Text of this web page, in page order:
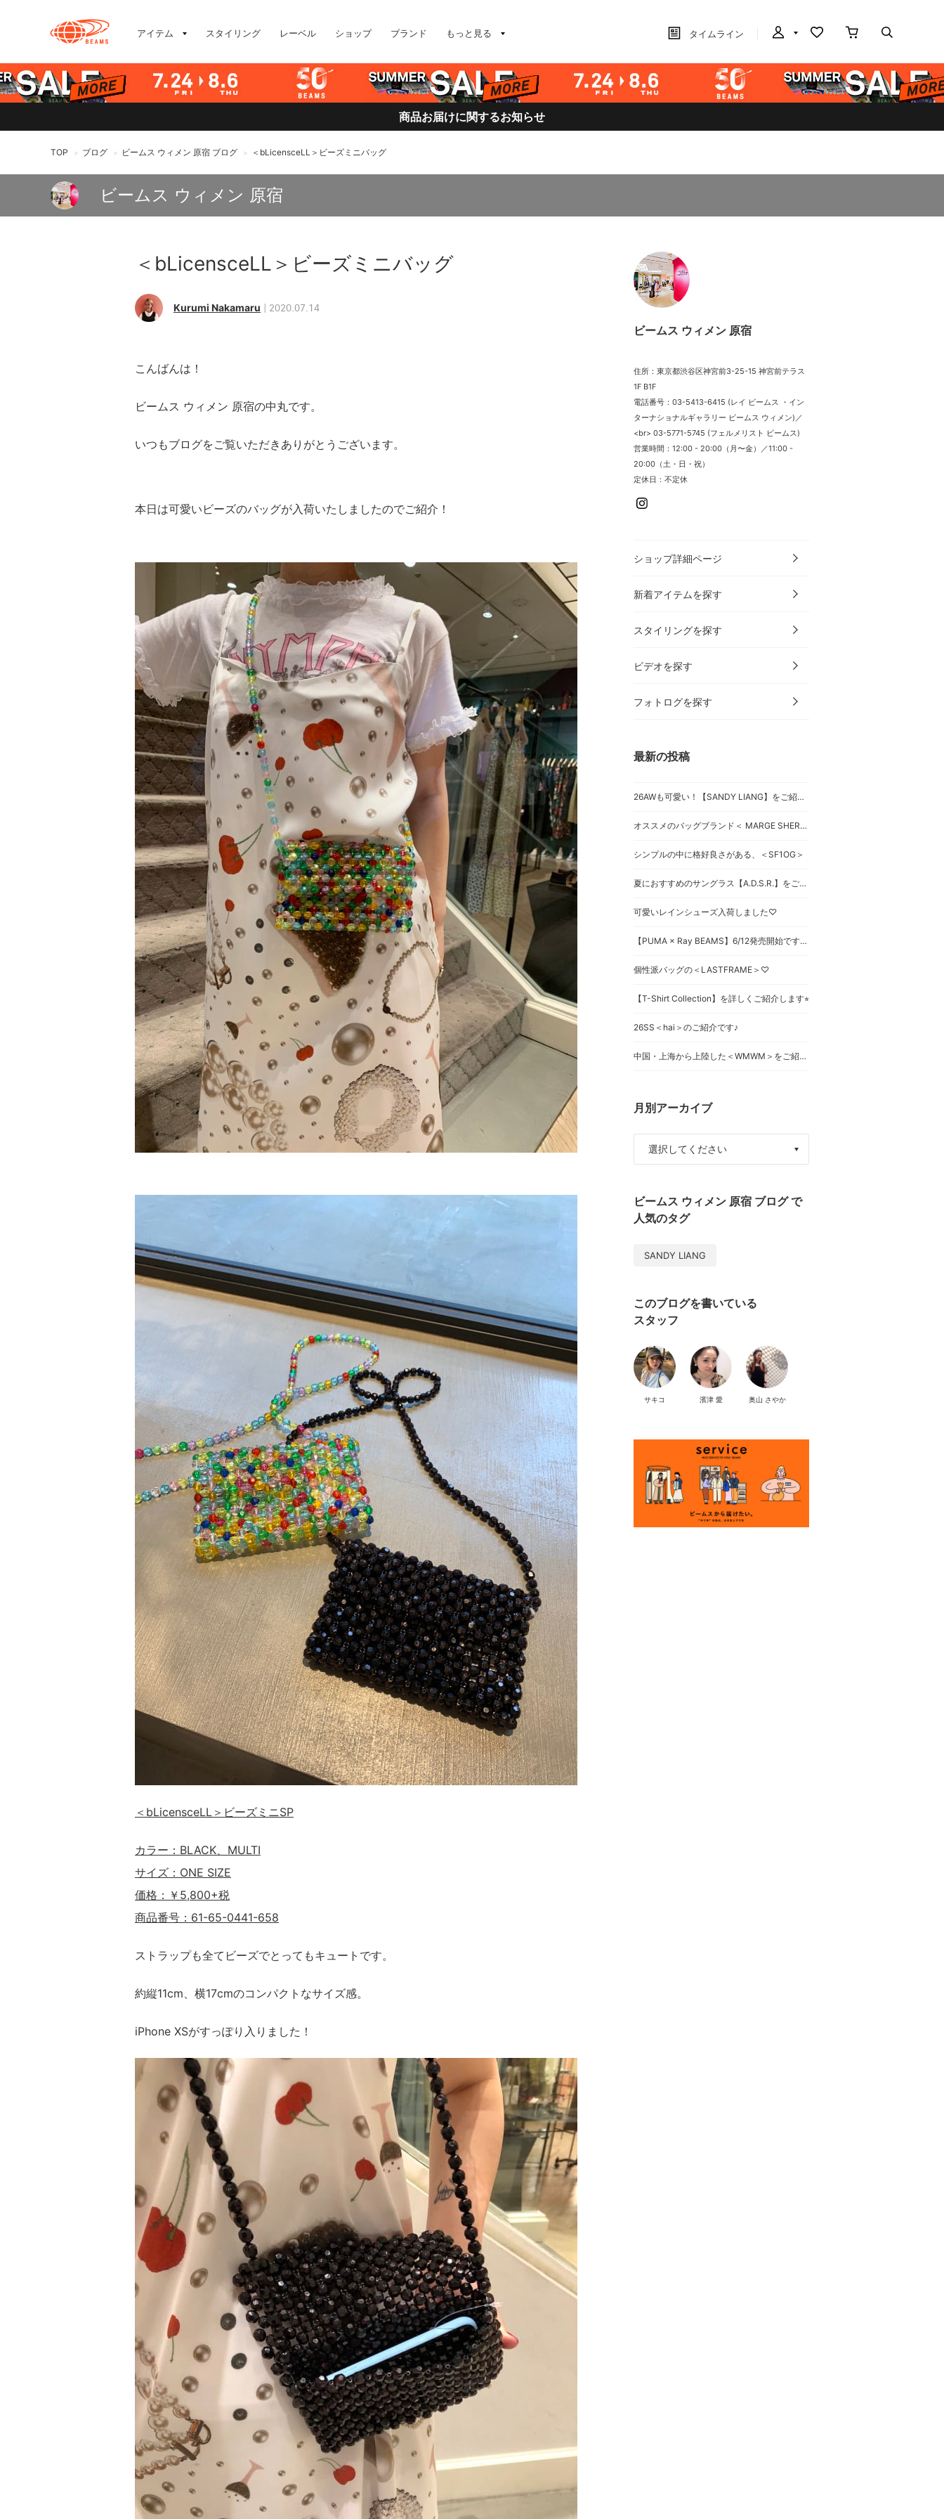
アイテム スタイリング レーベル ショップ ブランド もっと見る タイムライン
商品お届けに関するお知らせ
TOP > ブログ > ビームス ウィメン 原宿 ブログ > ＜bLicensceLL＞ビーズミニバッグ
ビームス ウィメン 原宿
＜bLicensceLL＞ビーズミニバッグ
Kurumi Nakamaru 2020.07.14
こんばんは！
ビームス ウィメン 原宿の中丸です。
いつもブログをご覧いただきありがとうございます。
本日は可愛いビーズのバッグが入荷いたしましたのでご紹介！
＜bLicensceLL＞ ビーズミニSP
カラー：BLACK、MULTI
サイズ：ONE SIZE
価格：￥5,800+税
商品番号：61-65-0441-658
ストラップも全てビーズでとってもキュートです。
約縦11cm、横17cmのコンパクトなサイズ感。
iPhone XSがすっぽり入りました！
ビームス ウィメン 原宿
住所：東京都渋谷区神宮前3-25-15 神宮前テラス
1F B1F
電話番号：03-5413-6415 (レイ ビームス ・イン
ターナショナルギャラリー ビームス ウィメン)／
<br> 03-5771-5745 (フェルメリスト ビームス)
営業時間：12:00 - 20:00（月〜金）／11:00 -
20:00（土・日・祝）
定休日：不定休
ショップ詳細ページ
新着アイテムを探す
スタイリングを探す
ビデオを探す
フォトログを探す
最新の投稿
26AWも可愛い！【SANDY LIANG】をご紹介します！
オススメのバッグブランド＜ MARGE SHERWOOD＞
シンプルの中に格好良さがある、＜SF1OG＞
夏におすすめのサングラス【A.D.S.R.】をご紹介します
可愛いレインシューズ入荷しました♡
【PUMA × Ray BEAMS】6/12発売開始です＾＾⭐︎
個性派バッグの＜LASTFRAME＞♡
【T-Shirt Collection】を詳しくご紹介します⭐︎
26SS＜hai＞のご紹介です♪
中国・上海から上陸した＜WMWM＞をご紹介します★
月別アーカイブ
ビームス ウィメン 原宿 ブログ で
人気のタグ
SANDY LIANG
このブログを書いている
スタッフ
サキコ 濱津 愛 奥山 さやか